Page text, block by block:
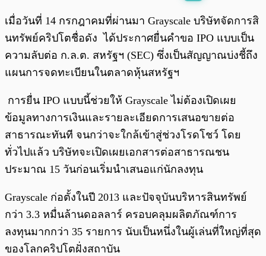
พร้อมเล่น 0:00 /0:00
เมื่อวันที่ 14 กรกฎาคมที่ผ่านมา Grayscale บริษัทจัดการสิ
นทรัพย์คริปโตชื่อดัง ได้ประกาศยื่นคำขอ IPO แบบเป็น
ความลับต่อ ก.ล.ต. สหรัฐฯ (SEC) ซึ่งเป็นสัญญาณบ่งชี้ถึง
แผนการจดทะเบียนในตลาดหุ้นสหรัฐฯ
การยื่น IPO แบบนี้ช่วยให้ Grayscale ไม่ต้องเปิดเผย
ข้อมูลทางการเงินและรายละเอียดการเสนอขายต่อ
สาธารณะทันที จนกว่าจะใกล้เข้าสู่ช่วงโรดโชว์ โดย
ทั่วไปแล้ว บริษัทจะเปิดเผยเอกสารต่อสาธารณชน
ประมาณ 15 วันก่อนเริ่มนำเสนอแก่นักลงทุน
Grayscale ก่อตั้งในปี 2013 และปัจจุบันบริหารสินทรัพย์
กว่า 3.3 หมื่นล้านดอลลาร์ ครอบคลุมผลิตภัณฑ์การ
ลงทุนมากกว่า 35 รายการ นับเป็นหนึ่งในผู้เล่นที่ใหญ่ที่สุด
ของโลกคริปโตฝั่งสถาบัน